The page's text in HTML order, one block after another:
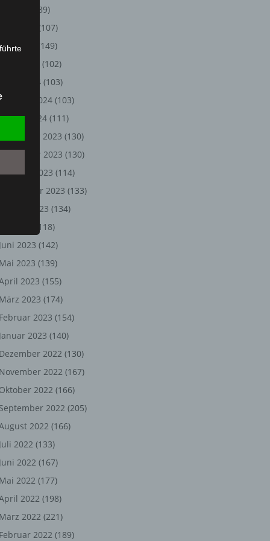
(89)
(107)
Mai 2024
(149)
(102)
März 2024 (103)
2024 (103)
2024 (111)
Dezember 2023 (130)
November 2023 (130)
2023 (114)
September 2023 (133)
August 2023 (134)
(118)
Juni 2023 (142)
Mai 2023 (139)
2023 (155)
März 2023 (174)
Februar 2023 (154)
Januar 2023 (140)
Dezember 2022 (130)
November 2022 (167)
Oktober 2022 (166)
September 2022 (205)
2022 (166)
Juli 2022 (133)
Juni 2022 (167)
Mai 2022 (177)
2022 (198)
März 2022 (221)
Februar 2022 (189)
oder